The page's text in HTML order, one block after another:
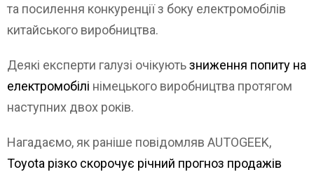
та посилення конкуренції з боку електромобілів
китайського виробництва.
Деякі експерти галузі очікуютьзниження попиту на
електромобілі німецького виробництва протягом
наступних двох років.
Нагадаємо, як раніше повідомляв AUTOGEEK,
Toyota різко скорочує річний прогноз продажів